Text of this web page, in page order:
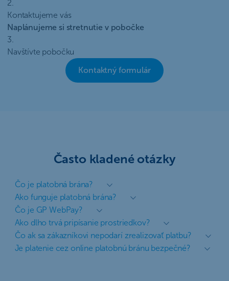
2.
Kontaktujeme vás
Naplánujeme si stretnutie v pobočke
3.
Navštívte pobočku
Kontaktný formulár
Často kladené otázky
Čo je platobná brána?
Ako funguje platobná brána?
Čo je GP WebPay?
Ako dlho trvá pripísanie prostriedkov?
Čo ak sa zákazníkovi nepodarí zrealizovať platbu?
Je platenie cez online platobnú bránu bezpečné?